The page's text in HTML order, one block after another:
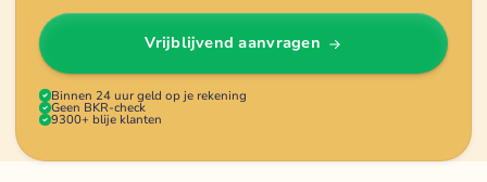
Vrijblijvend aanvragen
Binnen 24 uur geld op je rekening
Geen BKR-check
9300+ blije klanten